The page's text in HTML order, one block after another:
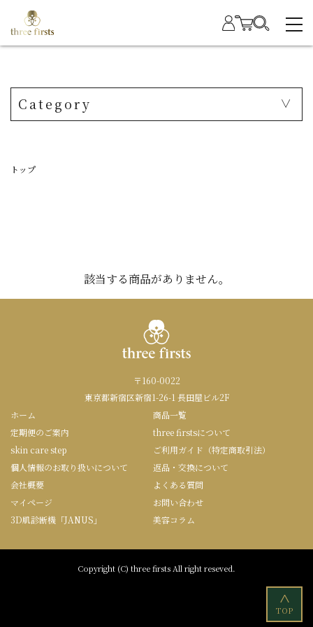
Category
トップ
該当する商品がありません。
〒160-0022
東京都新宿区新宿1-26-1 長田屋ビル2F
ホーム
商品一覧
定期便のご案内
three firstsについて
skin care step
ご利用ガイド（特定商取引法）
個人情報のお取り扱いについて
返品・交換について
会社概要
よくある質問
マイページ
お問い合わせ
3D肌診断機「JANUS」
美容コラム
Copyright (C) three firsts All right reseved.
<
TOP